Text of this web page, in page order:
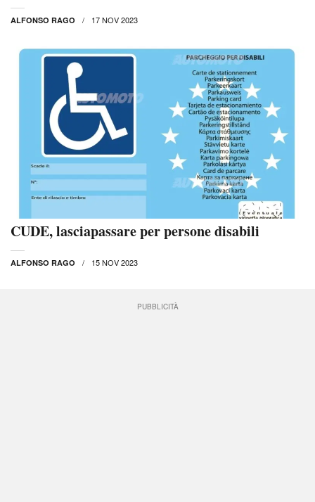
ALFONSO RAGO 17 NOV 2023
CUDE, lasciapassare per persone disabili
ALFONSO RAGO 15 NOV 2023
PUBBLICITÀ